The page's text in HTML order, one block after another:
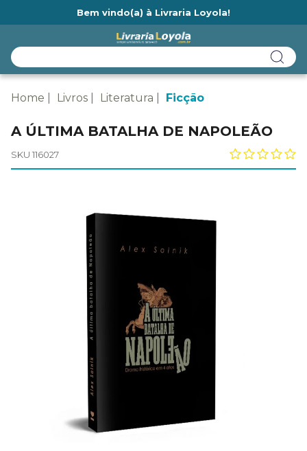
Bem vindo(a) à Livraria Loyola!
Home Livros Literatura Ficção
A ÚLTIMA BATALHA DE NAPOLEÃO
SKU 116027